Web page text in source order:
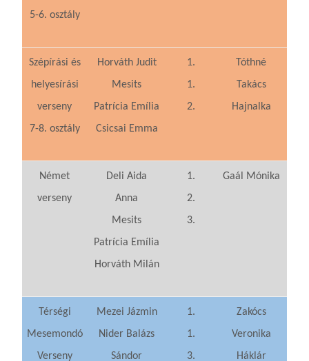
5-6. osztály
Szépírási és
helyesírási
verseny
7-8. osztály
Horváth Judit
Mesits
Patrícia Emília
Csicsai Emma
1.
1.
2.
Tóthné
Takács
Hajnalka
Német
verseny
Deli Aida
Anna
Mesits
Patrícia Emília
Horváth Milán
1.
2.
3.
Gaál Mónika
Térségi
Mesemondó
Verseny
Mezei Jázmin
Nider Balázs
Sándor
1.
1.
3.
Zakócs
Veronika
Háklár